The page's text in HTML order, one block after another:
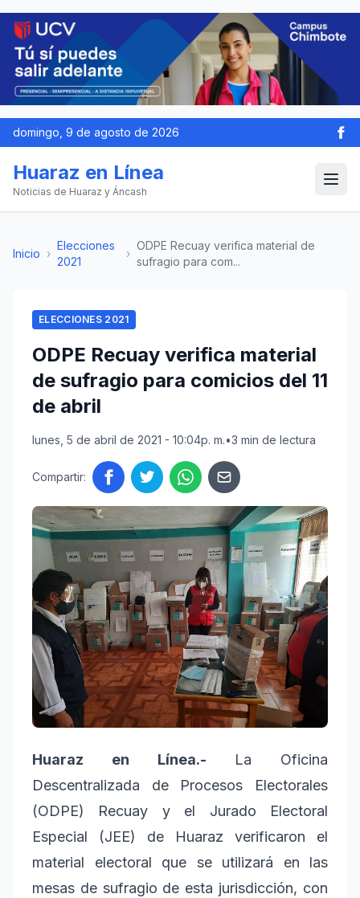
domingo, 9 de agosto de 2026
Huaraz en Línea
Noticias de Huaraz y Áncash
Inicio ›
Elecciones
2021
›
ODPE Recuay verifica material de
sufragio para com...
ELECCIONES 2021
ODPE Recuay verifica material
de sufragio para comicios del 11
de abril
lunes, 5 de abril de 2021 - 10:04p. m.•3 min de lectura
Compartir:
Huaraz en Línea.- La Oficina
Descentralizada de Procesos Electorales
(ODPE) Recuay y el Jurado Electoral
Especial (JEE) de Huaraz verificaron el
material electoral que se utilizará en las
mesas de sufragio de esta jurisdicción, con